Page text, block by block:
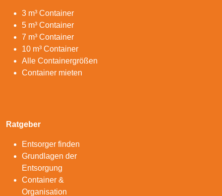
3 m³ Container
5 m³ Container
7 m³ Container
10 m³ Container
Alle Containergrößen
Container mieten
Ratgeber
Entsorger finden
Grundlagen der
Entsorgung
Container &
Organisation